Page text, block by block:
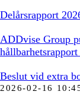
Delårsrapport
ADDvise Group
Beslut vid extra
2026-02-16